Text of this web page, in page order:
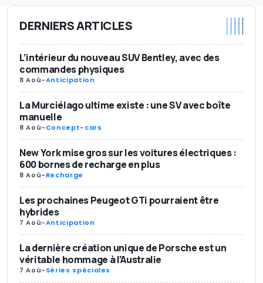
DERNIERS ARTICLES
L’intérieur du nouveau SUV Bentley, avec des
commandes physiques
8 Aoû-Anticipation
La Murciélago ultime existe : une SV avec boîte
manuelle
8 Aoû-Concept-cars
New York mise gros sur les voitures électriques :
600 bornes de recharge en plus
8 Aoû-Recharge
Les prochaines Peugeot GTi pourraient être
hybrides
7 Aoû-Anticipation
La dernière création unique de Porsche est un
véritable hommage à l’Australie
7 Aoû-Séries spéciales